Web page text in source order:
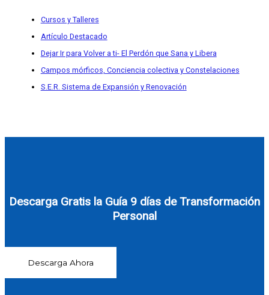
Cursos y Talleres
Artículo Destacado
Dejar Ir para Volver a ti- El Perdón que Sana y Libera
Campos mórficos, Conciencia colectiva y Constelaciones
S.E.R. Sistema de Expansión y Renovación
Descarga Gratis la Guía 9 días de Transformación
Personal
Descarga Ahora